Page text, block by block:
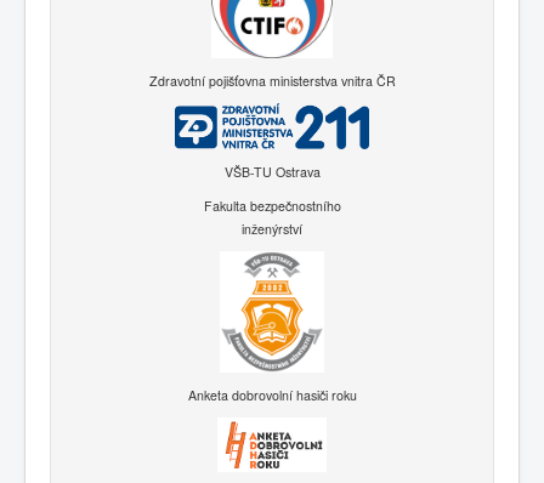
Zdravotní pojišťovna ministerstva vnitra ČR
VŠB-TU Ostrava
Fakulta bezpečnostního
inženýrství
Anketa dobrovolní hasiči roku